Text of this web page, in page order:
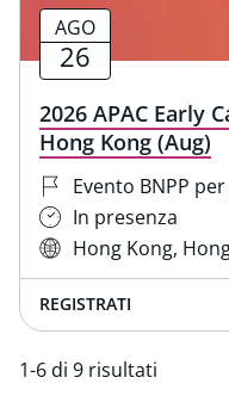
AGO
26
2026 APAC Early
Hong Kong (Aug)
Evento BNPP
In presenza
Hong Kong,
REGISTRATI
1-6 di 9 risultati